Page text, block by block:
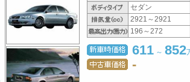
セダン
2921～2921
196～272
611 ～ 852
-